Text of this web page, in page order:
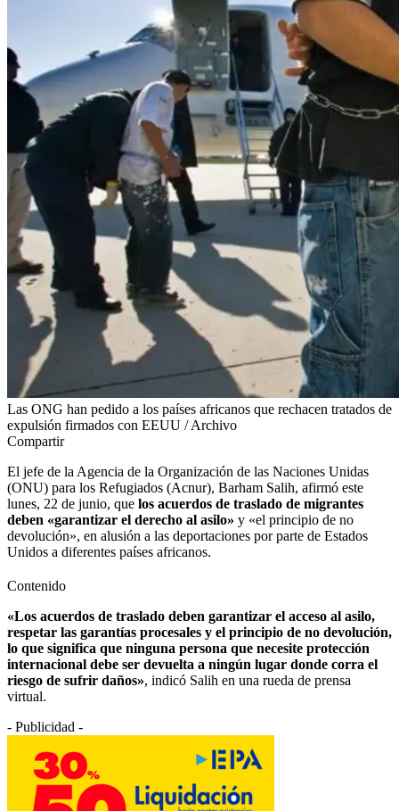
Las ONG han pedido a los países africanos que rechacen tratados de
expulsión firmados con EEUU / Archivo
Compartir
El jefe de la Agencia de la Organización de las Naciones Unidas
(ONU) para los Refugiados (Acnur), Barham Salih, afirmó este
lunes, 22 de junio, que los acuerdos de traslado de migrantes
deben «garantizar el derecho al asilo» y «el principio de no
devolución», en alusión a las deportaciones por parte de Estados
Unidos a diferentes países africanos.
Contenido
«Los acuerdos de traslado deben garantizar el acceso al asilo,
respetar las garantías procesales y el principio de no devolución,
lo que significa que ninguna persona que necesite protección
internacional debe ser devuelta a ningún lugar donde corra el
riesgo de sufrir daños», indicó Salih en una rueda de prensa
virtual.
- Publicidad -